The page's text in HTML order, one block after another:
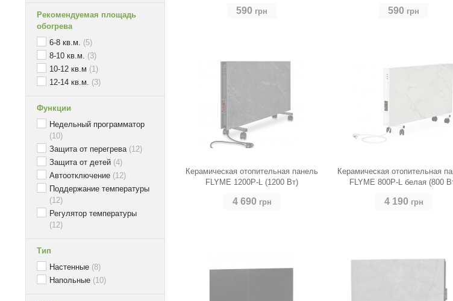
Рекомендуемая площадь
обогрева
6-8 кв.м. (5)
8-10 кв.м. (3)
10-12 кв.м (1)
12-14 кв.м. (3)
Функции
Недельный программатор
(10)
Защита от перегрева (12)
Защита от детей (4)
Автоотключение (12)
Поддержание температуры
(12)
Регулятор температуры
(12)
Тип
Настенные (8)
Напольные (10)
590 грн 590 грн
Керамическая отопительная панель
FLYME 1200P-L (1200 Вт)
4 690 грн
Керамическая отопительная
FLYME 800P-L белая (800
4 190 грн